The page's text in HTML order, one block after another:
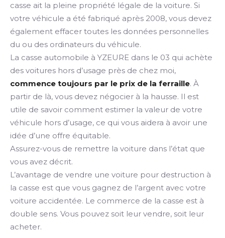
casse ait la pleine propriété légale de la voiture. Si
votre véhicule a été fabriqué après 2008, vous devez
également effacer toutes les données personnelles
du ou des ordinateurs du véhicule.
La casse automobile à YZEURE dans le 03 qui achète
des voitures hors d’usage près de chez moi,
commence toujours par le prix de la ferraille. À
partir de là, vous devez négocier à la hausse. Il est
utile de savoir comment estimer la valeur de votre
véhicule hors d’usage, ce qui vous aidera à avoir une
idée d’une offre équitable.
Assurez-vous de remettre la voiture dans l’état que
vous avez décrit.
L’avantage de vendre une voiture pour destruction à
la casse est que vous gagnez de l’argent avec votre
voiture accidentée. Le commerce de la casse est à
double sens. Vous pouvez soit leur vendre, soit leur
acheter.